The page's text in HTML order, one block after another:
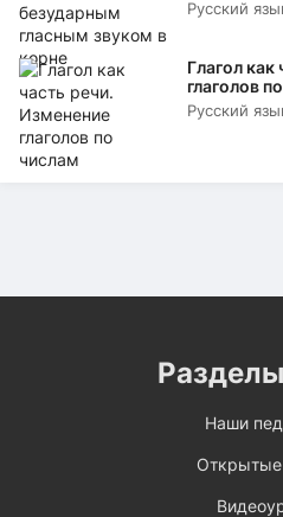
Русский
Глагол как
глаголов
Русский
Наши